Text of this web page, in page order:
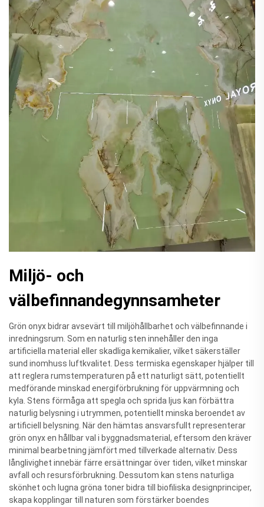
Miljö- och
välbefinnandegynnsamheter
Grön onyx bidrar avsevärt till miljöhållbarhet och välbefinnande i
inredningsrum. Som en naturlig sten innehåller den inga
artificiella material eller skadliga kemikalier, vilket säkerställer
sund inomhuss luftkvalitet. Dess termiska egenskaper hjälper till
att reglera rumstemperaturen på ett naturligt sätt, potentiellt
medförande minskad energiförbrukning för uppvärmning och
kyla. Stens förmåga att spegla och sprida ljus kan förbättra
naturlig belysning i utrymmen, potentiellt minska beroendet av
artificiell belysning. När den hämtas ansvarsfullt representerar
grön onyx en hållbar val i byggnadsmaterial, eftersom den kräver
minimal bearbetning jämfört med tillverkade alternativ. Dess
långlivighet innebär färre ersättningar över tiden, vilket minskar
avfall och resursförbrukning. Dessutom kan stens naturliga
skönhet och lugna gröna toner bidra till biofiliska designprinciper,
skapa kopplingar till naturen som förstärker boendes